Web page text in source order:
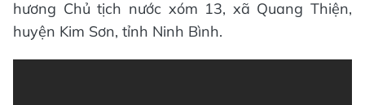
hương Chủ tịch nước xóm 13, xã Quang Thiện,
huyện Kim Sơn, tỉnh Ninh Bình.